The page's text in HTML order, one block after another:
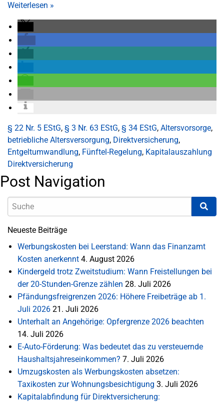
Weiterlesen »
§ 22 Nr. 5 EStG, § 3 Nr. 63 EStG, § 34 EStG, Altersvorsorge,
betriebliche Altersversorgung, Direktversicherung,
Entgeltumwandlung, Fünftel-Regelung, Kapitalauszahlung
Direktversicherung
Post Navigation
Neueste Beiträge
Werbungskosten bei Leerstand: Wann das Finanzamt
Kosten anerkennt 4. August 2026
Kindergeld trotz Zweitstudium: Wann Freistellungen bei
der 20-Stunden-Grenze zählen 28. Juli 2026
Pfändungsfreigrenzen 2026: Höhere Freibeträge ab 1.
Juli 2026 21. Juli 2026
Unterhalt an Angehörige: Opfergrenze 2026 beachten
14. Juli 2026
E-Auto-Förderung: Was bedeutet das zu versteuernde
Haushaltsjahreseinkommen? 7. Juli 2026
Umzugskosten als Werbungskosten absetzen:
Taxikosten zur Wohnungsbesichtigung 3. Juli 2026
Kapitalabfindung für Direktversicherung: